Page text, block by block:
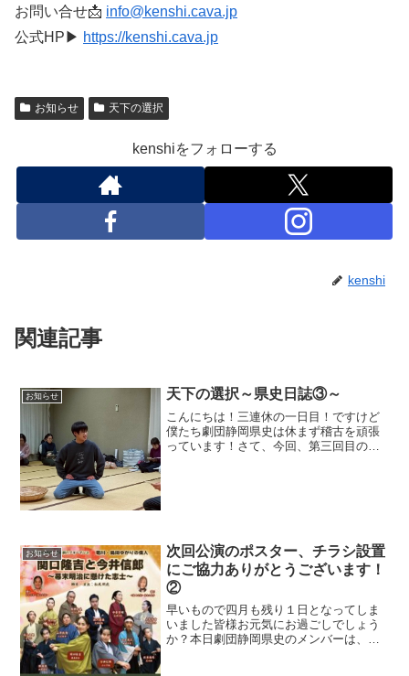
お問い合せ📩 info@kenshi.cava.jp
公式HP▶ https://kenshi.cava.jp
お知らせ 天下の選択
kenshiをフォローする
kenshi
関連記事
お知らせ 天下の選択～県史日誌③～
こんにちは！三連休の一日目！ですけど
僕たち劇団静岡県史は休まず稽古を頑張
っています！さて、今回、第三回目の担
お知らせ
次回公演のポスター、チラシ設置
にご協力ありがとうございます！
②
早いもので四月も残り１日となってしま
いました皆様お元気にお過ごしでしょう
か？本日劇団静岡県史のメンバーは、こ